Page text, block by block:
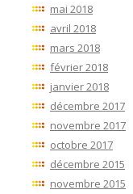
mai 2018
avril 2018
mars 2018
février 2018
janvier 2018
décembre 2017
novembre 2017
octobre 2017
décembre 2015
novembre 2015